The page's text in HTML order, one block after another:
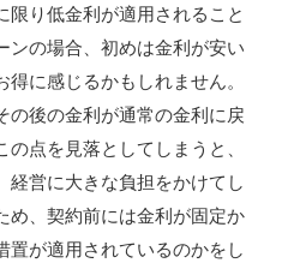
り低金利が適用されること
ンの場合、初めは金利が安い
に感じるかもしれません。
の後の金利が通常の金利に戻
点を見落としてしまうと、
経営に大きな負担をかけてし
め、契約前には金利が固定か
置が適用されているのかをし